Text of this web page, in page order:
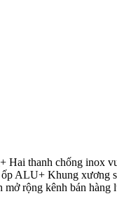
Hai thanh chống inox
ALU+ Khung xương
mở rộng kênh bán hàng